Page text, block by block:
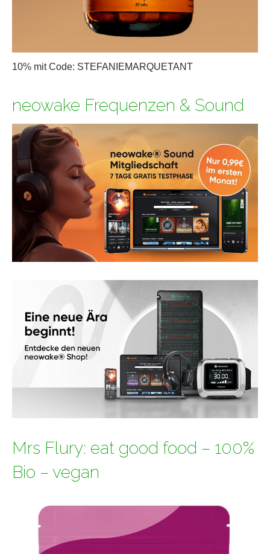
10% mit Code: STEFANIEMARQUETANT
neowake Frequenzen & Sound
Mrs Flury: eat good food – 100%
Bio – vegan